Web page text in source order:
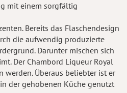
mit einem sorgfältig
Bereits das Flaschendesign
die aufwendig produzierte
Darunter mischen sich
Der Chambord Liqueur Royal
werden. Überaus beliebter ist er
der gehobenen Küche genutzt